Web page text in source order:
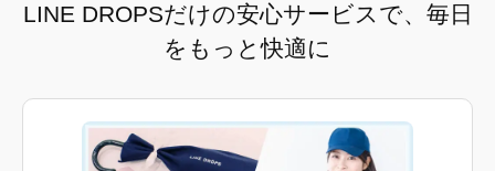
LINE DROPSだけの安心サービスで、毎日
をもっと快適に